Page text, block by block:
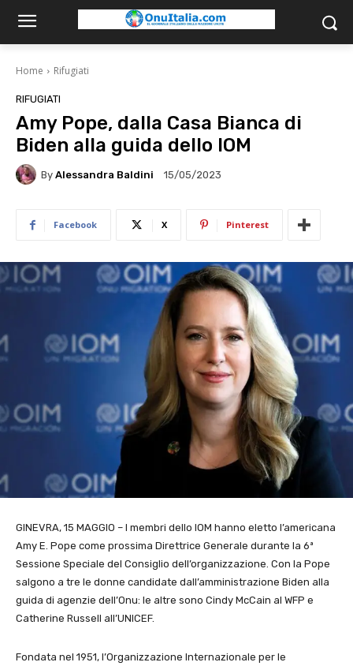
Home Rifugiati
RIFUGIATI
Amy Pope, dalla Casa Bianca di
Biden alla guida dello IOM
By Alessandra Baldini 15/05/2023
Facebook X Pinterest
GINEVRA, 15 MAGGIO – I membri dello IOM hanno eletto l’americana
Amy E. Pope come prossima Direttrice Generale durante la 6ª
Sessione Speciale del Consiglio dell’organizzazione. Con la Pope
salgono a tre le donne candidate dall’amministrazione Biden alla
guida di agenzie dell’Onu: le altre sono Cindy McCain al WFP e
Catherine Russell all’UNICEF.
Fondata nel 1951, l’Organizzazione Internazionale per le